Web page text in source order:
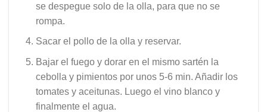
se despegue solo de la olla, para que no se
rompa.
Sacar el pollo de la olla y reservar.
Bajar el fuego y dorar en el mismo sartén la
cebolla y pimientos por unos 5-6 min. Añadir los
tomates y aceitunas. Luego el vino blanco y
finalmente el agua.